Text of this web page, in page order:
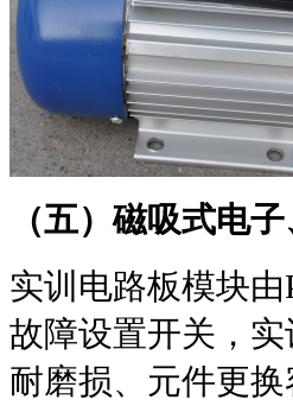
（五）磁吸式电
实训电路板模块由
故障设置开关，实
耐磨损、元件更